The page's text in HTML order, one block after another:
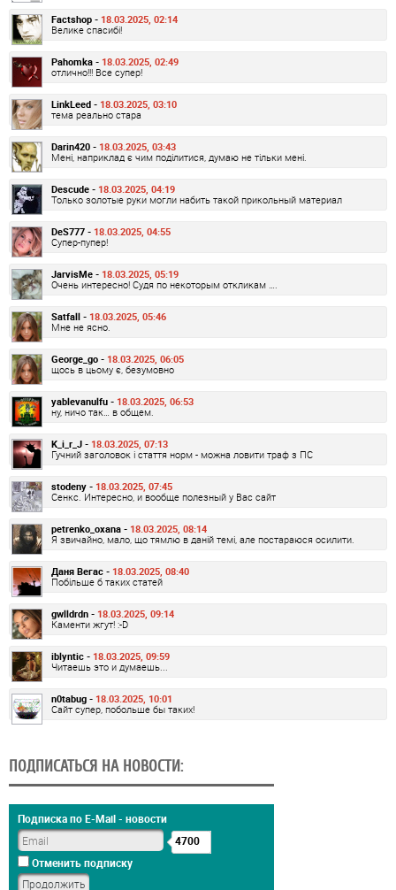
Factshop - 18.03.2025, 02:14
Велике спасибі!
Pahomka - 18.03.2025, 02:49
отлично!!! Все супер!
LinkLeed - 18.03.2025, 03:10
тема реально стара
Darin420 - 18.03.2025, 03:43
Мені, наприклад є чим поділитися, думаю не тільки мені.
Descude - 18.03.2025, 04:19
Только золотые руки могли набить такой прикольный материал
DeS777 - 18.03.2025, 04:55
Супер-пупер!
JarvisMe - 18.03.2025, 05:19
Очень интересно! Судя по некоторым откликам ….
Satfall - 18.03.2025, 05:46
Мне не ясно.
George_go - 18.03.2025, 06:05
щось в цьому є, безумовно
yablevanulfu - 18.03.2025, 06:53
ну, ничо так… в общем.
K_i_r_J - 18.03.2025, 07:13
Гучний заголовок і стаття норм - можна ловити траф з ПС
stodeny - 18.03.2025, 07:45
Сенкс. Интересно, и вообще полезный у Вас сайт
petrenko_oxana - 18.03.2025, 08:14
Я звичайно, мало, що тямлю в даній темі, але постараюся осилити.
Даня Вегас - 18.03.2025, 08:40
Побільше б таких статей
gwlldrdn - 18.03.2025, 09:14
Каменти жгут! :-D
iblyntic - 18.03.2025, 09:59
Читаешь это и думаешь...
n0tabug - 18.03.2025, 10:01
Сайт супер, побольше бы таких!
ПОДПИСАТЬСЯ НА НОВОСТИ:
Подписка по E-Mail - новости
4700
Отменить подписку